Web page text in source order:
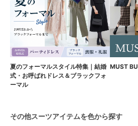
夏のフォーマルスタイル特集｜結婚
式・お呼ばれドレス＆ブラックフォ
ーマル
MUST
その他スーツアイテムを色から探す